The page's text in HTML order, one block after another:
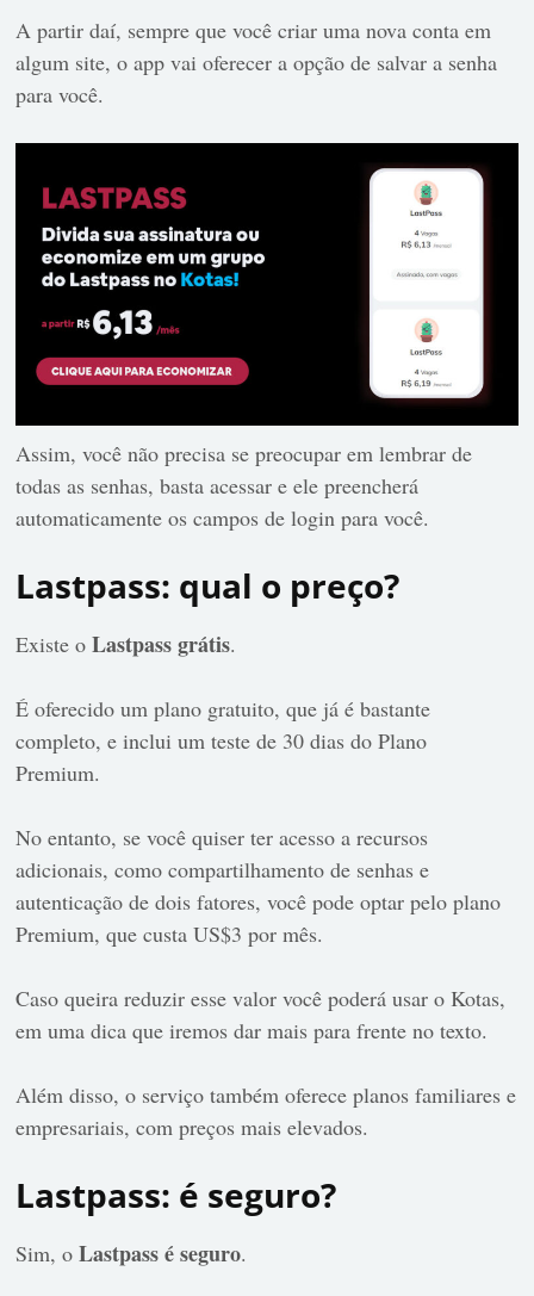
A partir daí, sempre que você criar uma nova conta em
algum site, o app vai oferecer a opção de salvar a senha
para você.
Assim, você não precisa se preocupar em lembrar de
todas as senhas, basta acessar e ele preencherá
automaticamente os campos de login para você.
Lastpass: qual o preço?
Existe oLastpass grátis.
É oferecido um plano gratuito, que já é bastante
completo, e inclui um teste de 30 dias do Plano
Premium.
No entanto, se você quiser ter acesso a recursos
adicionais, como compartilhamento de senhas e
autenticação de dois fatores, você pode optar pelo plano
Premium, que custa US$3 por mês.
Caso queira reduzir esse valor você poderá usar o Kotas,
em uma dica que iremos dar mais para frente no texto.
Além disso, o serviço também oferece planos familiares e
empresariais, com preços mais elevados.
Lastpass: é seguro?
Sim, oLastpass é seguro.